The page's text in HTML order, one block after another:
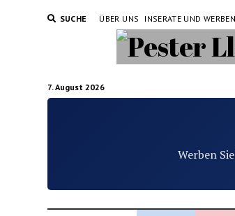
SUCHE ÜBER UNS INSERATE UND WERBEN
7. August 2026
Werben